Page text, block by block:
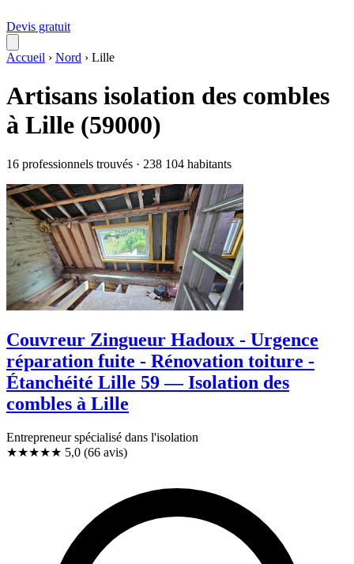
Devis gratuit
Accueil › Nord › Lille
Artisans isolation des combles
à Lille (59000)
16 professionnels trouvés · 238 104 habitants
Couvreur Zingueur Hadoux - Urgence
réparation fuite - Rénovation toiture -
Étanchéité Lille 59 — Isolation des
combles à Lille
Entrepreneur spécialisé dans l'isolation
★★★★★ 5,0 (66 avis)